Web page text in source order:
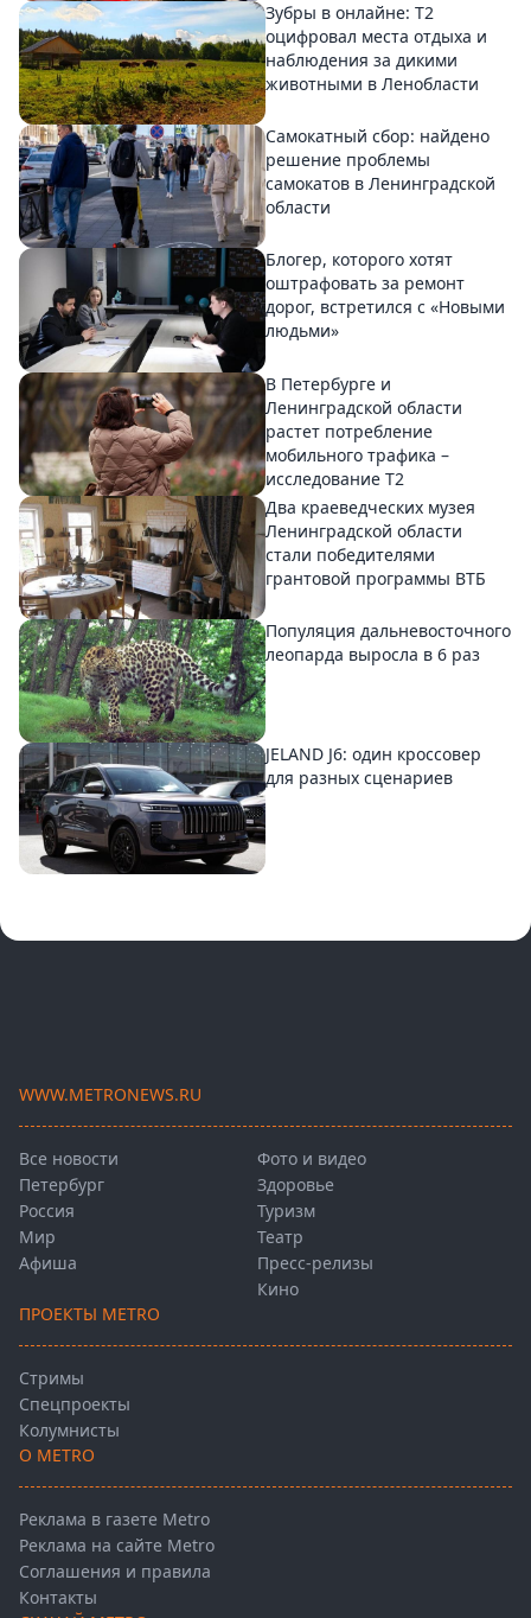
Зубры в онлайне: Т2
оцифровал места отдыха и
наблюдения за дикими
животными в Ленобласти
Самокатный сбор: найдено
решение проблемы
самокатов в Ленинградской
области
Блогер, которого хотят
оштрафовать за ремонт
дорог, встретился с «Новыми
людьми»
В Петербурге и
Ленинградской области
растет потребление
мобильного трафика –
исследование T2
Два краеведческих музея
Ленинградской области
стали победителями
грантовой программы ВТБ
Популяция дальневосточного
леопарда выросла в 6 раз
JELAND J6: один кроссовер
для разных сценариев
WWW.METRONEWS.RU
Все новости
Петербург
Россия
Мир
Афиша
Фото и видео
Здоровье
Туризм
Театр
Пресс-релизы
Кино
ПРОЕКТЫ METRO
Стримы
Спецпроекты
Колумнисты
О METRO
Реклама в газете Metro
Реклама на сайте Metro
Соглашения и правила
Контакты